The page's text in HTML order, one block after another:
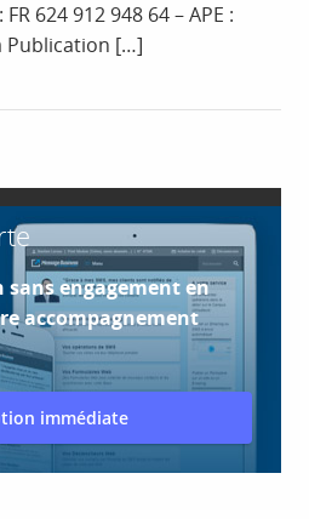
624 912 948 64 – APE :
Publication […]
engagement en
accompagnement
immédiate